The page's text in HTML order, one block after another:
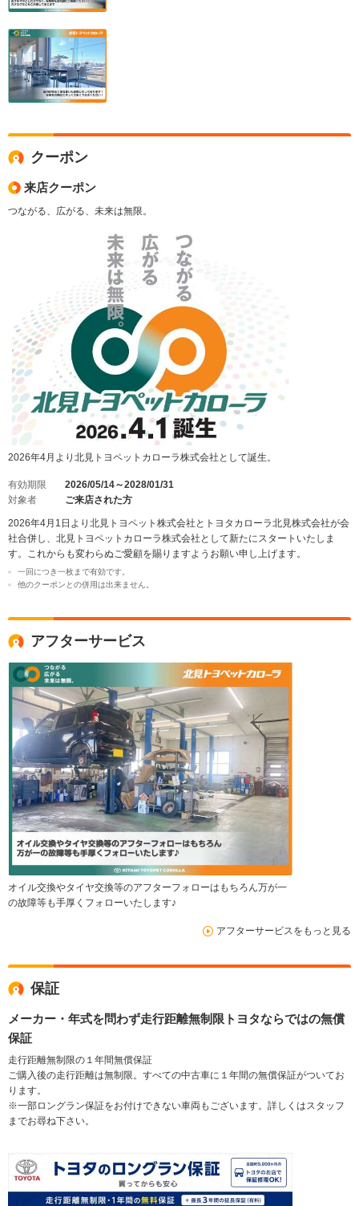
クーポン
来店クーポン
つながる、広がる、未来は無限。
2026年4月より北見トヨペットカローラ株式会社として誕生。
有効期限
2026/05/14～2028/01/31
対象者
ご来店された方
2026年4月1日より北見トヨペット株式会社とトヨタカローラ北見株式会社が会
社合併し、北見トヨペットカローラ株式会社として新たにスタートいたしま
す。これからも変わらぬご愛顧を賜りますようお願い申し上げます。
一回につき一枚まで有効です。
他のクーポンとの併用は出来ません。
アフターサービス
オイル交換やタイヤ交換等のアフターフォローはもちろん万が一
の故障等も手厚くフォローいたします♪
アフターサービスをもっと見る
保証
メーカー・年式を問わず走行距離無制限トヨタならではの無償
保証
走行距離無制限の１年間無償保証
ご購入後の走行距離は無制限。すべての中古車に１年間の無償保証がついてお
ります。
※一部ロングラン保証をお付けできない車両もございます。詳しくはスタッフ
までお尋ね下さい。